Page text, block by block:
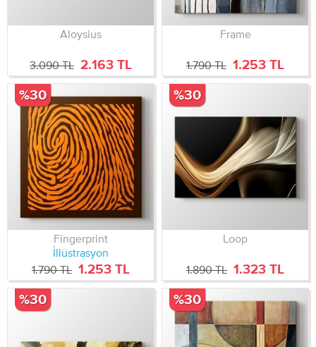
Aloysius
3.090 TL 2.163 TL
Frame
1.790 TL 1.253 TL
Fingerprint
İllüstrasyon
1.790 TL 1.253 TL
%30
Loop
1.890 TL 1.323 TL
%30
%30 %30